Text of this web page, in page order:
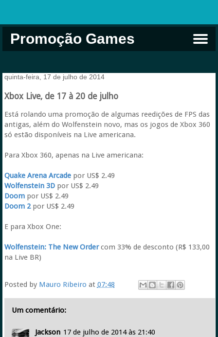
Promoção Games
quinta-feira, 17 de julho de 2014
Xbox Live, de 17 à 20 de julho
Está rolando uma promoção de algumas reedições de FPS das
antigas, além do Wolfenstein novo, mas os jogos de Xbox 360
só estão disponíveis na Live americana.
Para Xbox 360, apenas na Live americana:
Quake Arena Arcadepor US$ 2.49
Wolfenstein 3Dpor US$ 2.49
Doompor US$ 2.49
Doom 2por US$ 2.49
E para Xbox One:
Wolfenstein: The New Ordercom 33% de desconto (R$ 133,00
na Live BR)
Posted by Mauro Ribeiro at 07:48
Um comentário:
Jackson 17 de julho de 2014 às 21:40